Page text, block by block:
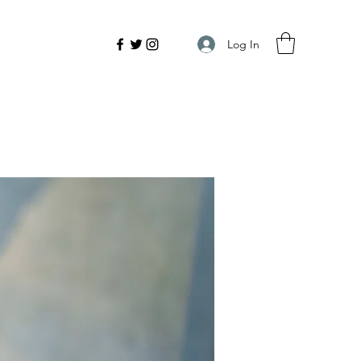
Log In